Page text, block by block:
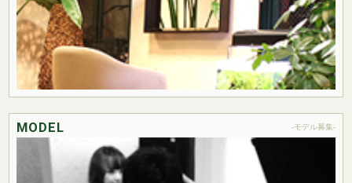
MODEL -モデル募集-